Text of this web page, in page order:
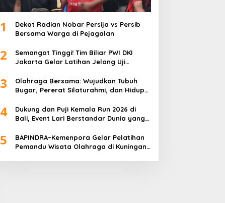
1
Dekot Radian Nobar Persija vs Persib
Bersama Warga di Pejagalan
2
Semangat Tinggi! Tim Biliar PWI DKI
Jakarta Gelar Latihan Jelang Uji
3
Olahraga Bersama: Wujudkan Tubuh
Bugar, Pererat Silaturahmi, dan Hidup
4
Dukung dan Puji Kemala Run 2026 di
Bali, Event Lari Berstandar Dunia yang
5
BAPINDRA–Kemenpora Gelar Pelatihan
Pemandu Wisata Olahraga di Kuningan